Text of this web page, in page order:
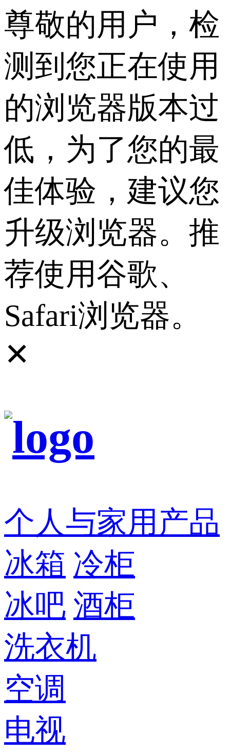
尊敬的用户，检
测到您正在使用
的浏览器版本过
低，为了您的最
佳体验，建议您
升级浏览器。推
荐使用谷歌、
Safari浏览器。
✕
个人与家用产品
冰箱 冷柜
冰吧 酒柜
洗衣机
空调
电视